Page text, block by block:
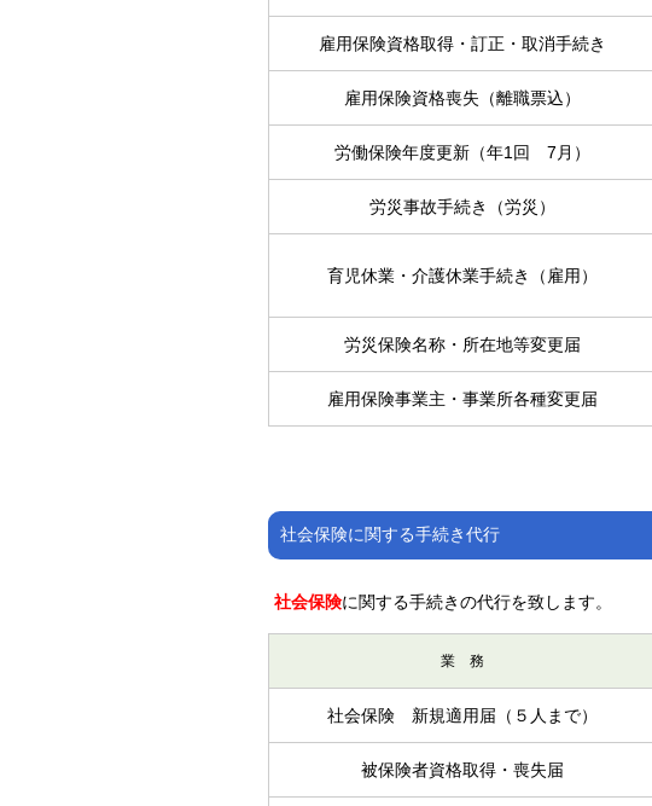
雇用保険資格取得・訂正・取消手続き
雇用保険資格喪失（離職票込）
労働保険年度更新（年1回 7月）
労災事故手続き（労災）
育児休業・介護休業手続き（雇用）
労災保険名称・所在地等変更届
雇用保険事業主・事業所各種変更届
社会保険に関する手続き代行
社会保険に関する手続きの代行を致します。
業 務
社会保険 新規適用届（５人まで）
被保険者資格取得・喪失届